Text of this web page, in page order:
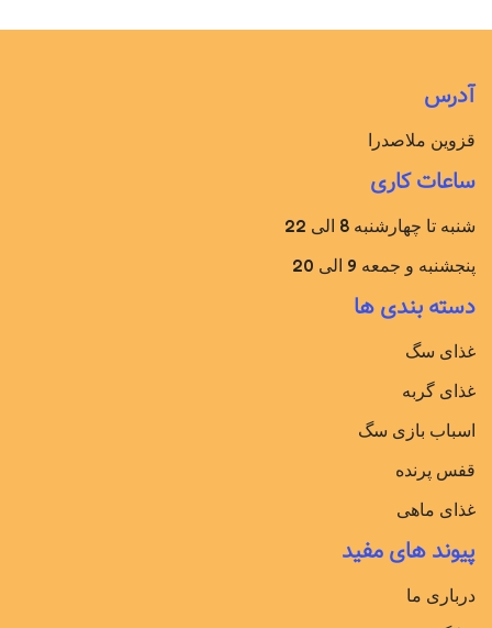
آدرس
قزوین ملاصدرا
ساعات کاری
شنبه تا چهارشنبه 8 الی 22
پنجشنبه و جمعه 9 الی 20
دسته بندی ها
غذای سگ
غذای گربه
اسباب بازی سگ
قفس پرنده
غذای ماهی
پیوند های مفید
درباری ما